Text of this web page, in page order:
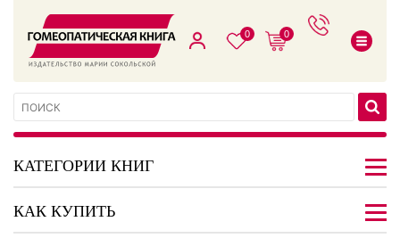
0 0
КАТЕГОРИИ КНИГ
КАК КУПИТЬ